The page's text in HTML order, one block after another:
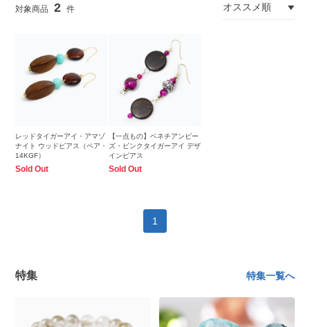
2
レッドタイガーアイ・アマゾ
ナイト ウッドピアス（ペア・
14KGF）
Sold Out
【一点もの】ベネチアンビー
ズ・ピンクタイガーアイ デザ
インピアス
Sold Out
1
特集 特集一覧へ